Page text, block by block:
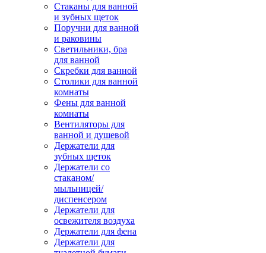
Стаканы для ванной
и зубных щеток
Поручни для ванной
и раковины
Светильники, бра
для ванной
Скребки для ванной
Столики для ванной
комнаты
Фены для ванной
комнаты
Вентиляторы для
ванной и душевой
Держатели для
зубных щеток
Держатели со
стаканом/
мыльницей/
диспенсером
Держатели для
освежителя воздуха
Держатели для фена
Держатели для